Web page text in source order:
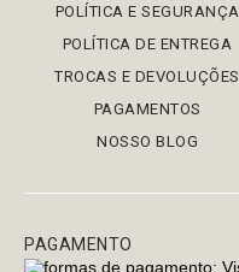
POLÍTICA E SEGURANÇA
POLÍTICA DE ENTREGA
TROCAS E DEVOLUÇÕES
PAGAMENTOS
NOSSO BLOG
PAGAMENTO